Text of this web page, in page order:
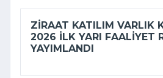
ZIRAAT KATILIM VARLIK
2026 ILK YARI FAALIYET
YAYIMLANDI